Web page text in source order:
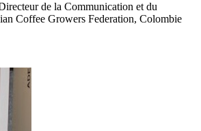
de la Communication et du
Coffee Growers Federation, Colombie